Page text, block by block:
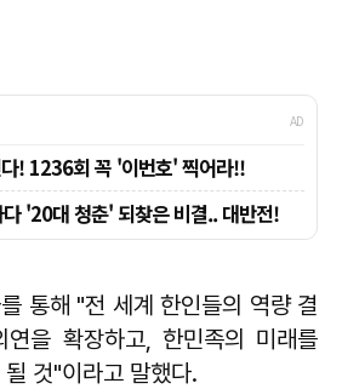
통해 "전 세계 한인들의 역량 결
연을 확장하고, 한민족의 미래를
것"이라고 말했다.